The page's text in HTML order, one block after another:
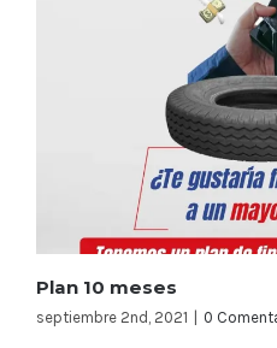
Plan 10 meses
septiembre 2nd, 2021 0